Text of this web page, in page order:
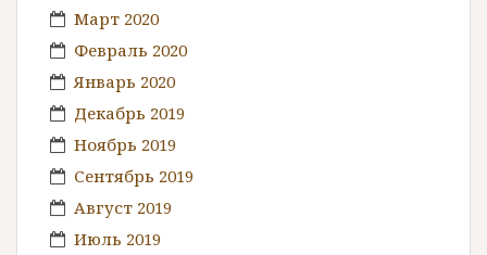
Март 2020
Февраль 2020
Январь 2020
Декабрь 2019
Ноябрь 2019
Сентябрь 2019
Август 2019
Июль 2019